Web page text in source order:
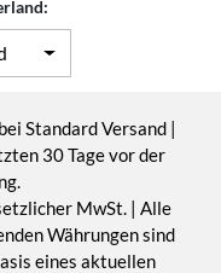
Standard Versand |
30 Tage vor der
MwSt. | Alle
Währungen sind
eines aktuellen